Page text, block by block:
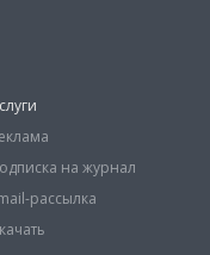
на журнал
рассылка